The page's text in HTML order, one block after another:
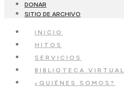
DONAR
SITIO DE ARCHIVO
INICIO
HITOS
SERVICIOS
BIBLIOTECA VIRTUAL
¿QUIÉNES SOMOS?